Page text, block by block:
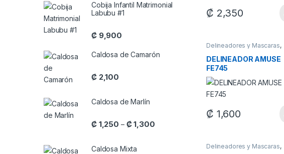
₡ 2,350
Delineadores y Mascaras,
DELINEADOR AMUSE
FE745
₡ 1,600
Delineadores y Mascaras,
Cobija Infantil Matrimonial
Labubu #1
₡9,900
Caldosa de Camarón
₡2,100
Caldosa de Marlín
₡1,250 – ₡1,300Price range: ₡ 1,250 through ₡ 1,300
Caldosa Mixta